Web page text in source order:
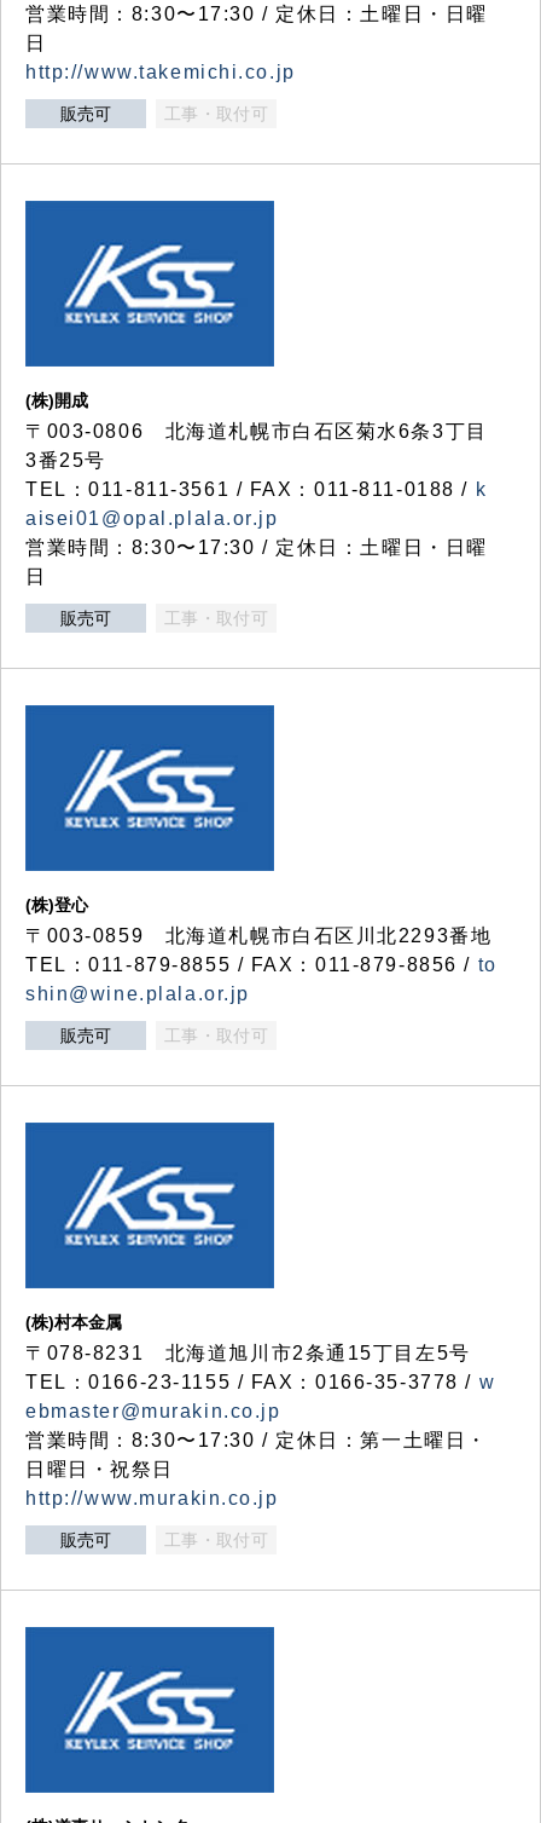
営業時間：8:30〜17:30 / 定休日：土曜日・日曜
日
http://www.takemichi.co.jp
販売可 工事・取付可
(株)開成
〒003-0806 北海道札幌市白石区菊水6条3丁目
3番25号
TEL：011-811-3561 / FAX：011-811-0188 / k
aisei01@opal.plala.or.jp
営業時間：8:30〜17:30 / 定休日：土曜日・日曜
日
販売可 工事・取付可
(株)登心
〒003-0859 北海道札幌市白石区川北2293番地
TEL：011-879-8855 / FAX：011-879-8856 / to
shin@wine.plala.or.jp
販売可 工事・取付可
(株)村本金属
〒078-8231 北海道旭川市2条通15丁目左5号
TEL：0166-23-1155 / FAX：0166-35-3778 / w
ebmaster@murakin.co.jp
営業時間：8:30〜17:30 / 定休日：第一土曜日・
日曜日・祝祭日
http://www.murakin.co.jp
販売可 工事・取付可